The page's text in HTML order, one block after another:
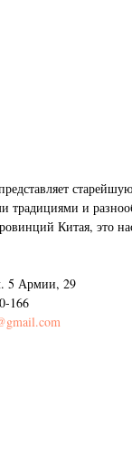
традициями и
Китая, это
5 Армии, 29
166